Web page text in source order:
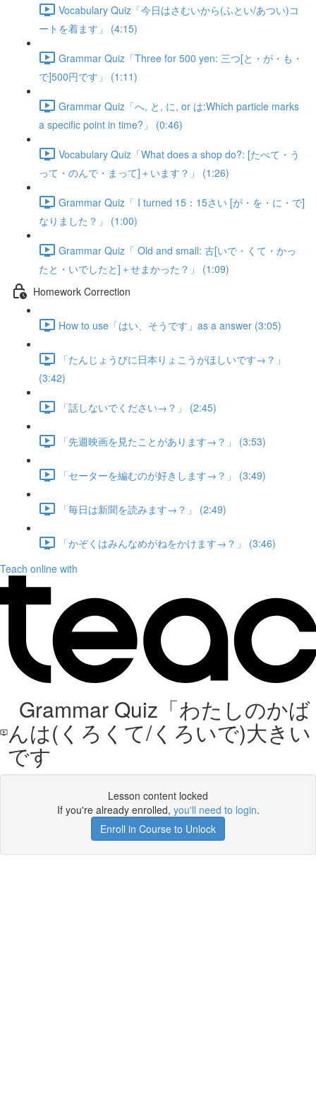
Vocabulary Quiz「今日はさむいから(ふとい/あつい)コ
ートを着ます」 (4:15)
Grammar Quiz「Three for 500 yen: 三つ[と・が・も・
で]500円です」 (1:11)
Grammar Quiz「へ, と, に, or は:Which particle marks
a specific point in time?」 (0:46)
Vocabulary Quiz「What does a shop do?: [たべて・う
って・のんで・まって]＋います？」 (1:26)
Grammar Quiz「 I turned 15：15さい [が・を・に・で]
なりました？」 (1:00)
Grammar Quiz「 Old and small: 古[いで・くて・かっ
たと・いでしたと]＋せまかった？」 (1:09)
Homework Correction
How to use「はい、そうです」as a answer (3:05)
「たんじょうびに日本りょこうがほしいです→？」
(3:42)
「話しないでください→？」 (2:45)
「先週映画を見たことがあります→？」 (3:53)
「セーターを編むのが好きします→？」 (3:49)
「毎日は新聞を読みます→？」 (2:49)
「かぞくはみんなめがねをかけます→？」 (3:46)
Teach online with
Grammar Quiz「わたしのかば
んは(くろくて/くろいで)大きい
です
Lesson content locked
If you're already enrolled, you'll need to login.
Enroll in Course to Unlock